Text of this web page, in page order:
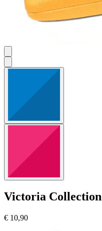
Victoria Collection
€ 10,90